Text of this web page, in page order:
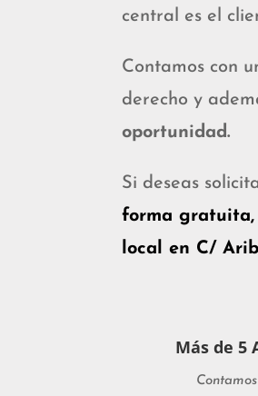
central es el
Contamos con
derecho y
oportunidad.
Si deseas
forma
local en C/
Más de 5